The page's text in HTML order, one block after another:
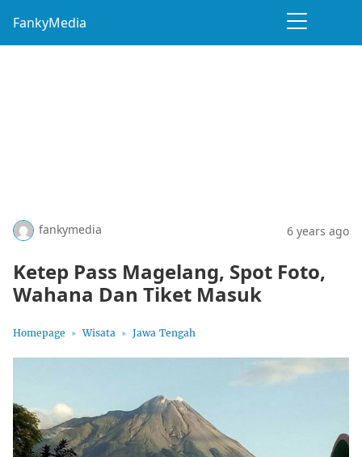
FankyMedia
fankymedia 6 years ago
Ketep Pass Magelang, Spot Foto,
Wahana Dan Tiket Masuk
Homepage Wisata Jawa Tengah